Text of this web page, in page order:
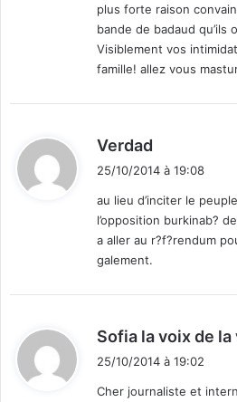
plus forte raison
bande de badaud qu’ils
Visiblement vos
famille! allez vous
Verdad
:
25/10/2014 à 19:08
au lieu d’inciter le
l’opposition burkinab?
a aller au r?f?rendum
galement.
Sofia la voix de la
25/10/2014 à 19:02
Cher journaliste et